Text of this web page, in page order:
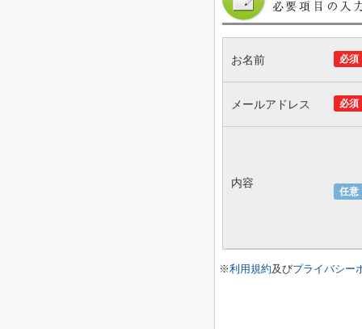
必須
お名前
必須
メールアドレス
任意
内容
※利用規約及びプライバシー